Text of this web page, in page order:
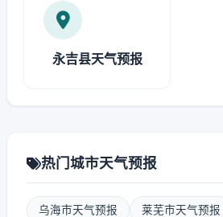
永吉县天气预报
热门城市天气预报
乌海市天气预报 莱芜市天气预报